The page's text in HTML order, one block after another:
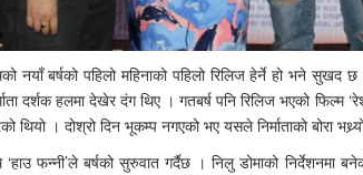
नयाँ बर्षको पहिलो महिनाको पहिलो रिलिज हेर्ने हो भने
दर्शक हलमा देखेर दंग थिए । गतबर्ष पनि रिलिज भएको फिल्म
थियो । दोश्रो दिन भूकम्प नगएको भए यसले निर्माताको बोरा
‘हाउ फन्नी’ले बर्षको सुरुवात गर्दैछ । निलु डोमाको निर्देशनमा